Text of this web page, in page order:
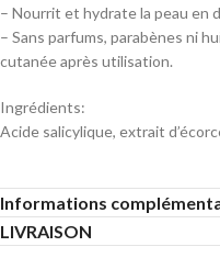
– Nourrit et hydrate la peau en
– Sans parfums, parabènes ni
cutanée après utilisation.
Ingrédients:
Acide salicylique, extrait
Informations
LIVRAISON